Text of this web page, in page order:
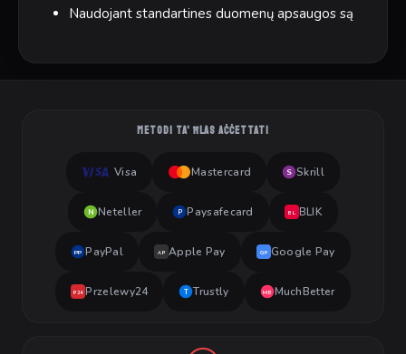
Naudojant standartines duomenų apsaugos są
METODI TA' ĦLAS AĊĊETTATI
Visa Mastercard S Skrill
N Neteller P Paysafecard BL BLIK
PP PayPal AP Apple Pay GP Google Pay
P24 Przelewy24 T Trustly MB MuchBetter